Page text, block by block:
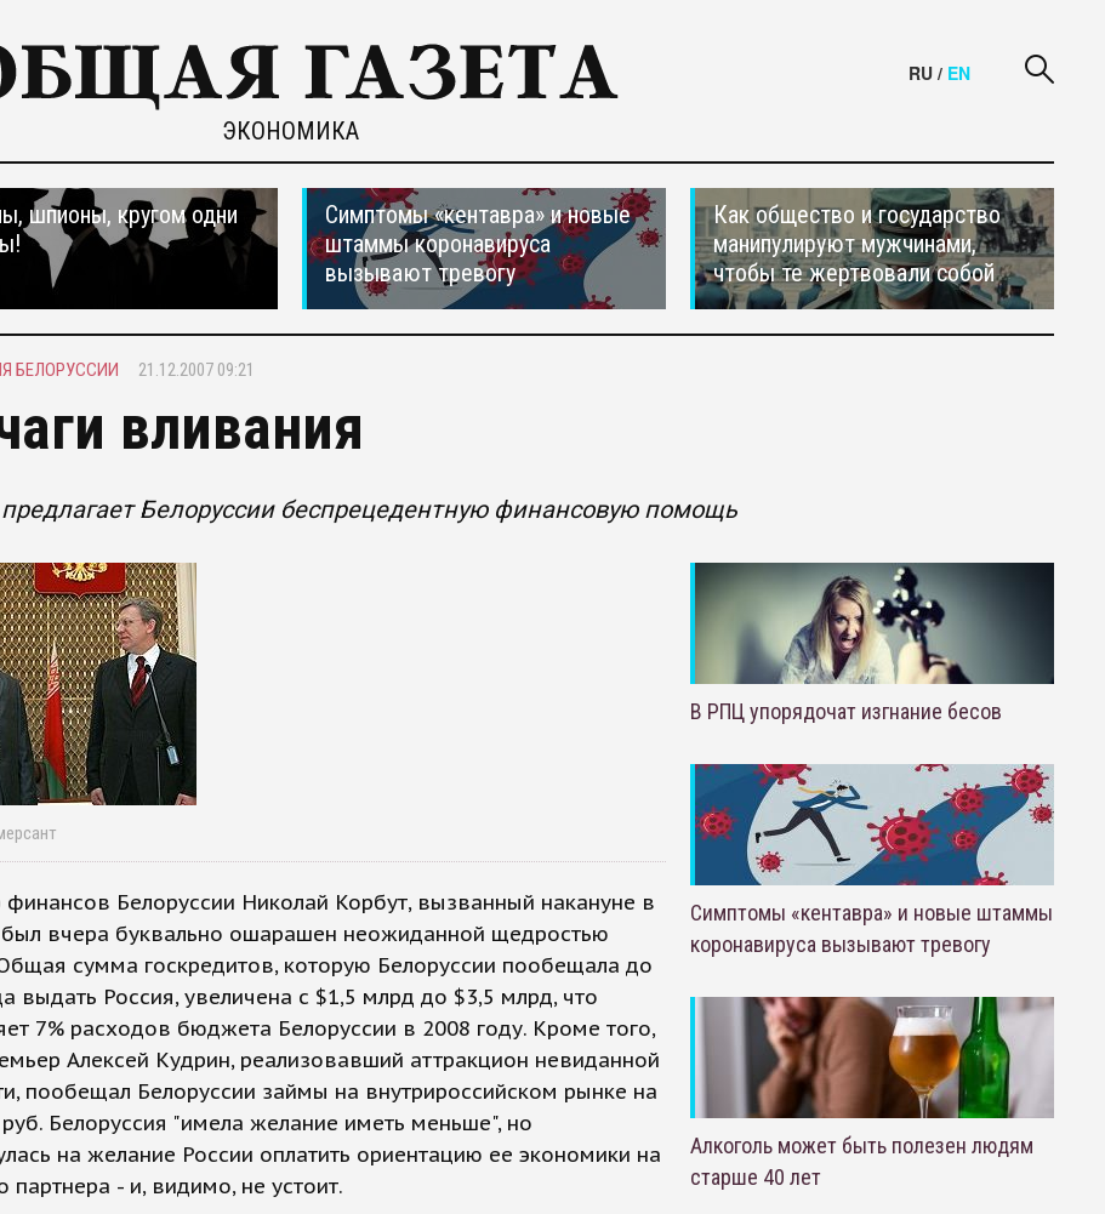
ЭКОНОМИКА
RU / EN
шпионы, кругом одни
Симптомы «кентавра» и новые
штаммы коронавируса
вызывают тревогу
Как общество и государство
манипулируют мужчинами,
чтобы те жертвовали собой
БЕЛОРУССИИ 21.12.2007 09:21
вливания
Белоруссии беспрецедентную финансовую помощь
финансов Белоруссии Николай Корбут, вызванный накануне в
вчера буквально ошарашен неожиданной щедростью
сумма госкредитов, которую Белоруссии пообещала до
выдать Россия, увеличена с $1,5 млрд до $3,5 млрд, что
7% расходов бюджета Белоруссии в 2008 году. Кроме того,
Алексей Кудрин, реализовавший аттракцион невиданной
пообещал Белоруссии займы на внутрироссийском рынке на
Белоруссия "имела желание иметь меньше", но
на желание России оплатить ориентацию ее экономики на
партнера - и, видимо, не устоит.
В РПЦ упорядочат изгнание бесов
Симптомы «кентавра» и новые штаммы
коронавируса вызывают тревогу
Алкоголь может быть полезен людям
старше 40 лет